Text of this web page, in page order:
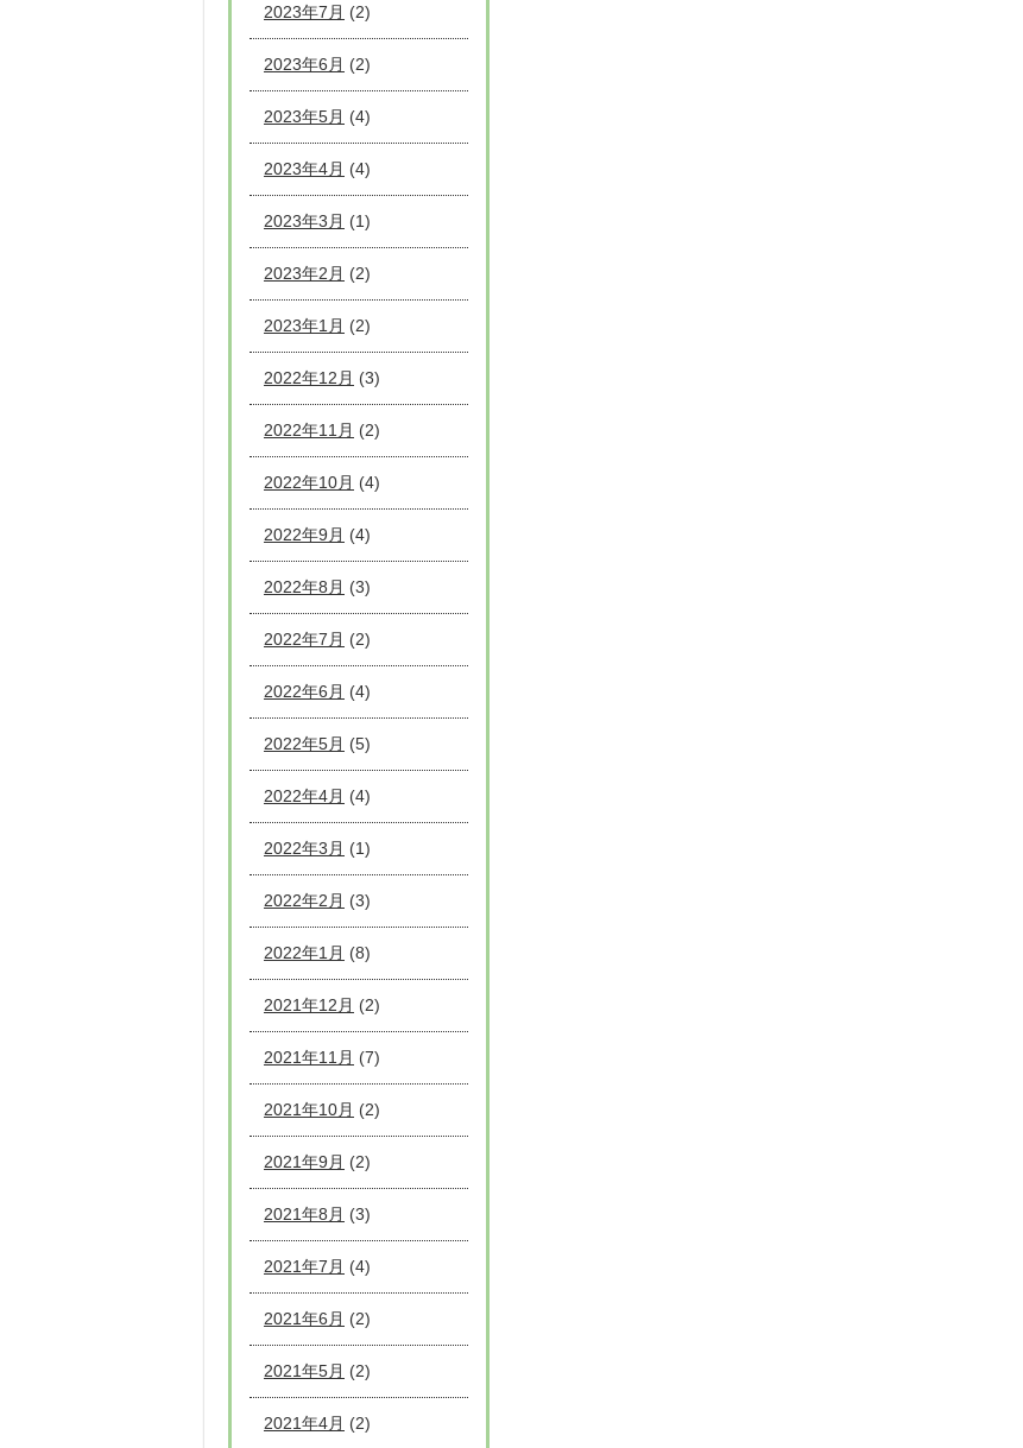
2023年7月 (2)
2023年6月 (2)
2023年5月 (4)
2023年4月 (4)
2023年3月 (1)
2023年2月 (2)
2023年1月 (2)
2022年12月 (3)
2022年11月 (2)
2022年10月 (4)
2022年9月 (4)
2022年8月 (3)
2022年7月 (2)
2022年6月 (4)
2022年5月 (5)
2022年4月 (4)
2022年3月 (1)
2022年2月 (3)
2022年1月 (8)
2021年12月 (2)
2021年11月 (7)
2021年10月 (2)
2021年9月 (2)
2021年8月 (3)
2021年7月 (4)
2021年6月 (2)
2021年5月 (2)
2021年4月 (2)